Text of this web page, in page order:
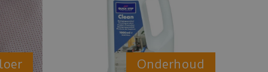
Onderhoud